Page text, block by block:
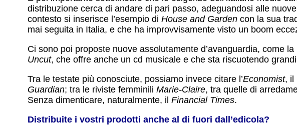
distribuzione cerca di andare di pari passo, adeguandosi alle
contesto si inserisce l’esempio di House and Garden con la sua
mai seguita in Italia, e che ha improvvisamente visto un boom
Ci sono poi proposte nuove assolutamente d’avanguardia, come
Uncut, che offre anche un cd musicale e che sta riscuotendo
Tra le testate più conosciute, possiamo invece citare l’Economist, il
Guardian; tra le riviste femminili Marie-Claire, tra quelle di
Senza dimenticare, naturalmente, il Financial Times.
Distribuite i vostri prodotti anche al di fuori dall’edicola?